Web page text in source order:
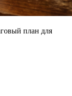
план для